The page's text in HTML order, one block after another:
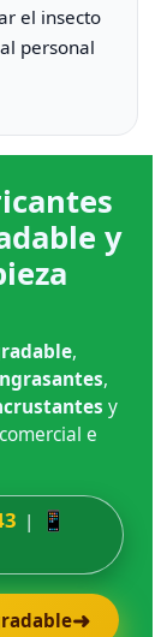
el insecto
personal
y
,
,
y
e
|
📱
➜